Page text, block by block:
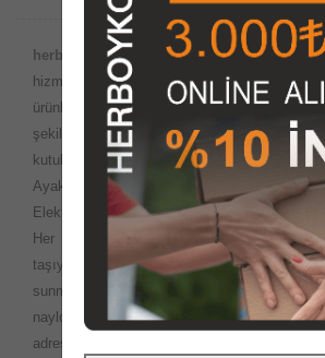
herboykoli.com Güvencesiyle;Dünyada
hizmetlerinin yaygın olduğu bu dönemde,
ürünleri
herboykoli.com
olarak İnternet
şekilde, kutu, koli, ambalaj malzemeleri,
kutuları, gıda kutuları, ofset baskılı
Ayakkabı kutuları, Yedekparça kutuları, özel
Elektronik cihaz kutularını en uygun
Her yerde ihtiyaç duyabileceğiniz
taşıyacaksınız? Çok fazla ürün seçeneği ve
sunma politikamız ile istediğiniz
naylon ambalaj ürünlerini aynı gün
adresinize teslim ediyoruz. Taşıma